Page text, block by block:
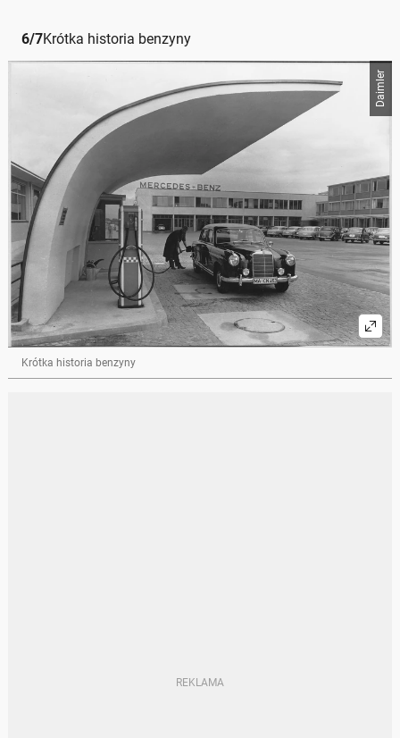
6/7Krótka historia benzyny
Daimler
Krótka historia benzyny